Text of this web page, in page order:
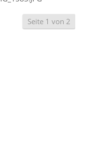
Seite 1 von 2